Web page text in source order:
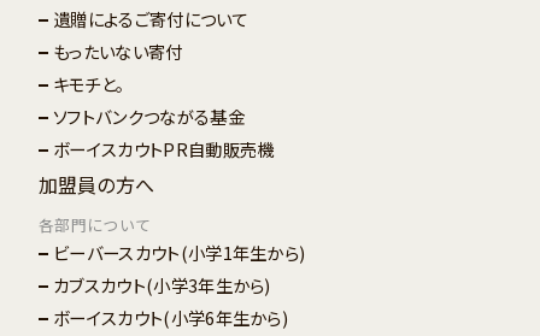
遺贈によるご寄付について
もったいない寄付
キモチと。
ソフトバンクつながる基金
ボーイスカウトPR自動販売機
加盟員の方へ
各部門について
ビーバースカウト(小学1年生から)
カブスカウト(小学3年生から)
ボーイスカウト(小学6年生から)